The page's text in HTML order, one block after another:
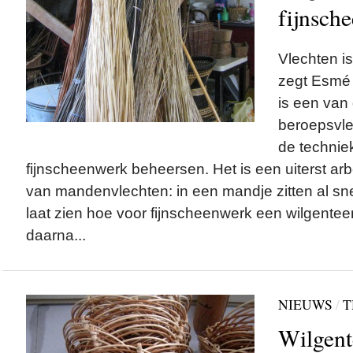
Vlechten
zegt
is een van
de
fijnscheenwerk beheersen. Het is een uiterst
van mandenvlechten: in een mandje zitten al
laat zien hoe voor fijnscheenwerk een
daarna...
NIEUWS /